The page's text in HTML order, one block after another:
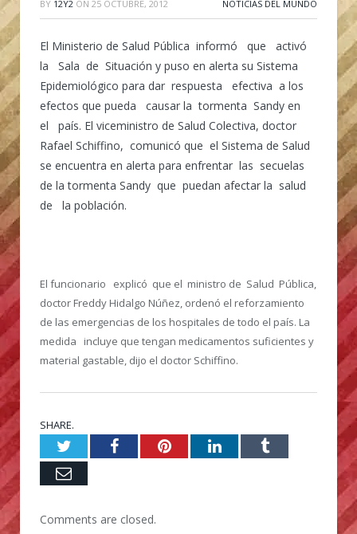
BY 12Y2 ON 25 OCTUBRE, 2012 NOTICIAS DEL MUNDO
El Ministerio de Salud Pública informó que activó
la Sala de Situación y puso en alerta su Sistema
Epidemiológico para dar respuesta efectiva a los
efectos que pueda causar la tormenta Sandy en
el país. El viceministro de Salud Colectiva, doctor
Rafael Schiffino, comunicó que el Sistema de Salud
se encuentra en alerta para enfrentar las secuelas
de la tormenta Sandy que puedan afectar la salud
de la población.
El funcionario explicó que el ministro de Salud Pública,
doctor Freddy Hidalgo Núñez, ordenó el reforzamiento
de las emergencias de los hospitales de todo el país. La
medida incluye que tengan medicamentos suficientes y
material gastable, dijo el doctor Schiffino.
SHARE.
TwitterFacebookPinterestLinkedInTumblr
Email
Comments are closed.